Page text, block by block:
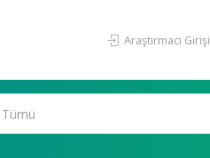
Araştırmacı Girişi